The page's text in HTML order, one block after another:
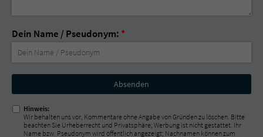
Dein Name / Pseudonym: *
Nicht
ausfüllen!
Hinweis:
Wir behalten uns vor, Kommentare ohne Angabe von Gründen zu löschen. Bitte
beachten Sie Urheberrecht und Privatsphäre; Werbung ist nicht gestattet. Ihr
Name bzw. Pseudonym wird öffentlich angezeigt; Nachnamen können zum